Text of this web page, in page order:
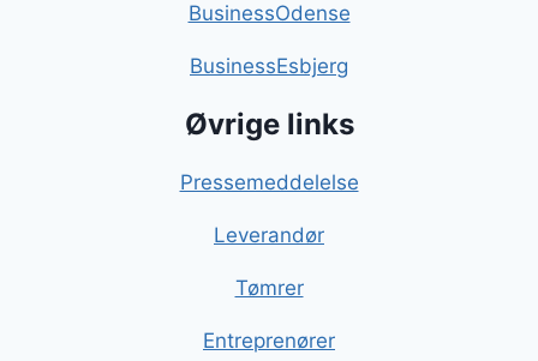
BusinessOdense
BusinessEsbjerg
Øvrige links
Pressemeddelelse
Leverandør
Tømrer
Entreprenører